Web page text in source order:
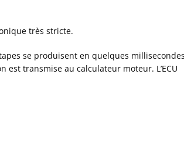
très stricte.
se produisent en quelques
est transmise au calculateur moteur. L’ECU